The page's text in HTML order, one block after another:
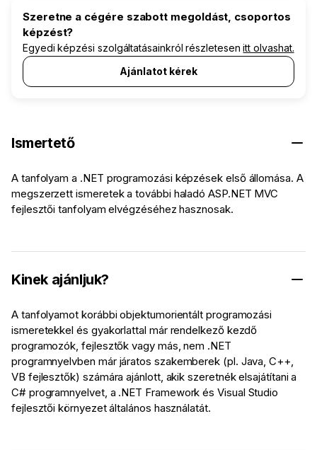
Szeretne a cégére szabott megoldást, csoportos
képzést?
Egyedi képzési szolgáltatásainkról részletesenitt olvashat.
Ajánlatot kérek
Ismertető
A tanfolyam a .NET programozási képzések első állomása. A
megszerzett ismeretek a további haladó ASP.NET MVC
fejlesztői tanfolyam elvégzéséhez hasznosak.
Kinek ajánljuk?
A tanfolyamot korábbi objektumorientált programozási
ismeretekkel és gyakorlattal már rendelkező kezdő
programozók, fejlesztők vagy más, nem .NET
programnyelvben már járatos szakemberek (pl. Java, C++,
VB fejlesztők) számára ajánlott, akik szeretnék elsajátítani a
C# programnyelvet, a .NET Framework és Visual Studio
fejlesztői környezet általános használatát.